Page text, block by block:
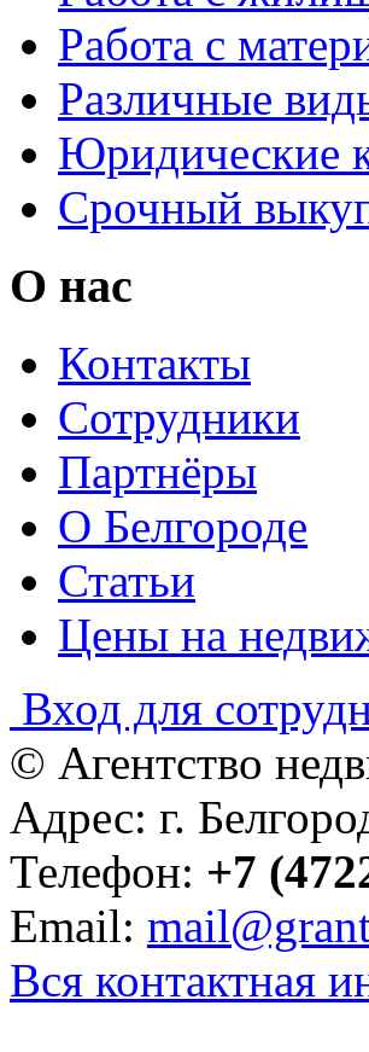
Покупка,
Полное
Подготовка
Работа с
Работа с
Различные
Юридические
Срочный выкуп
О нас
Контакты
Сотрудники
Партнёры
О Белгороде
Статьи
Цены на
Вход для
© Агентство
Адрес: г.